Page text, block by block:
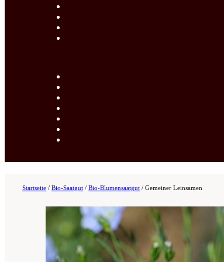
Startseite / Bio-Saatgut / Bio-Blumensaatgut / Gemeiner Leinsamen